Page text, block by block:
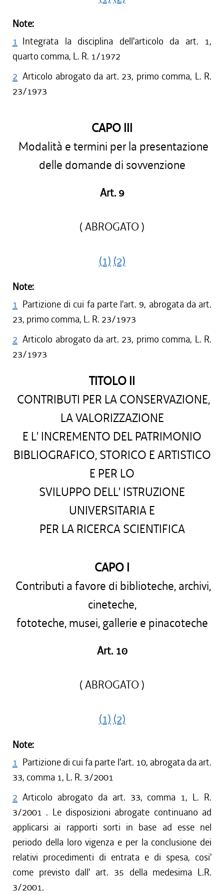
Note:
1 Integrata la disciplina dell'articolo da art. 1,
quarto comma, L. R. 1/1972
2 Articolo abrogato da art. 23, primo comma, L. R.
23/1973
CAPO III
Modalità e termini per la presentazione
delle domande di sovvenzione
Art. 9
( ABROGATO )
(1) (2)
Note:
1 Partizione di cui fa parte l'art. 9, abrogata da art.
23, primo comma, L. R. 23/1973
2 Articolo abrogato da art. 23, primo comma, L. R.
23/1973
TITOLO II
CONTRIBUTI PER LA CONSERVAZIONE,
LA VALORIZZAZIONE
E L' INCREMENTO DEL PATRIMONIO
BIBLIOGRAFICO, STORICO E ARTISTICO
E PER LO
SVILUPPO DELL' ISTRUZIONE
UNIVERSITARIA E
PER LA RICERCA SCIENTIFICA
CAPO I
Contributi a favore di biblioteche, archivi,
cineteche,
fototeche, musei, gallerie e pinacoteche
Art. 10
( ABROGATO )
(1) (2)
Note:
1 Partizione di cui fa parte l'art. 10, abrogata da art.
33, comma 1, L. R. 3/2001
2 Articolo abrogato da art. 33, comma 1, L. R.
3/2001 . Le disposizioni abrogate continuano ad
applicarsi ai rapporti sorti in base ad esse nel
periodo della loro vigenza e per la conclusione dei
relativi procedimenti di entrata e di spesa, cosi'
come previsto dall' art. 35 della medesima L.R.
3/2001.